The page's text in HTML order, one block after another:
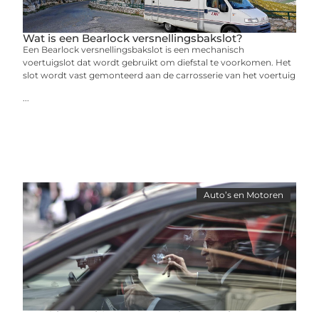
Wat is een Bearlock versnellingsbakslot?
Een Bearlock versnellingsbakslot is een mechanisch
voertuigslot dat wordt gebruikt om diefstal te voorkomen. Het
slot wordt vast gemonteerd aan de carrosserie van het voertuig
Auto’s en Motoren